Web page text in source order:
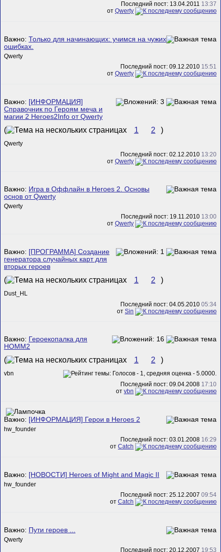
Последний пост: 13.04.2011 13:37
от Qwerty
Важно: Только для начинающих: учимся на чужих
ошибках.
Qwerty
Последний пост: 09.12.2010 15:51
от Qwerty
Важно: [ИНФОРМАЦИЯ]
Справочник по Героям меча и
магии 2 Heroes2Info от Qwerty
( 1 2 )
Qwerty
Последний пост: 02.12.2010 13:20
от Qwerty
Важно: Игра в Оффлайн в Heroes 2. Основы
основ от Qwerty
Qwerty
Последний пост: 19.11.2010 13:00
от Qwerty
Важно: [ПРОГРАММА] Создание
генератора случайных карт для
вторых героев
( 1 2 )
Dust_HL
Последний пост: 04.05.2010 05:34
от Sin
Важно: Героекопалка для
HOMM2
( 1 2 )
vbn
Последний пост: 09.04.2008 17:10
от vbn
Важно: [ИНФОРМАЦИЯ] Герои в Heroes 2
hw_founder
Последний пост: 03.01.2008 16:29
от Catch
Важно: [НОВОСТИ] Heroes of Might and Magic II
hw_founder
Последний пост: 25.12.2007 09:54
от Catch
Важно: Пути героев ...
Qwerty
Последний пост: 20.12.2007 19:53